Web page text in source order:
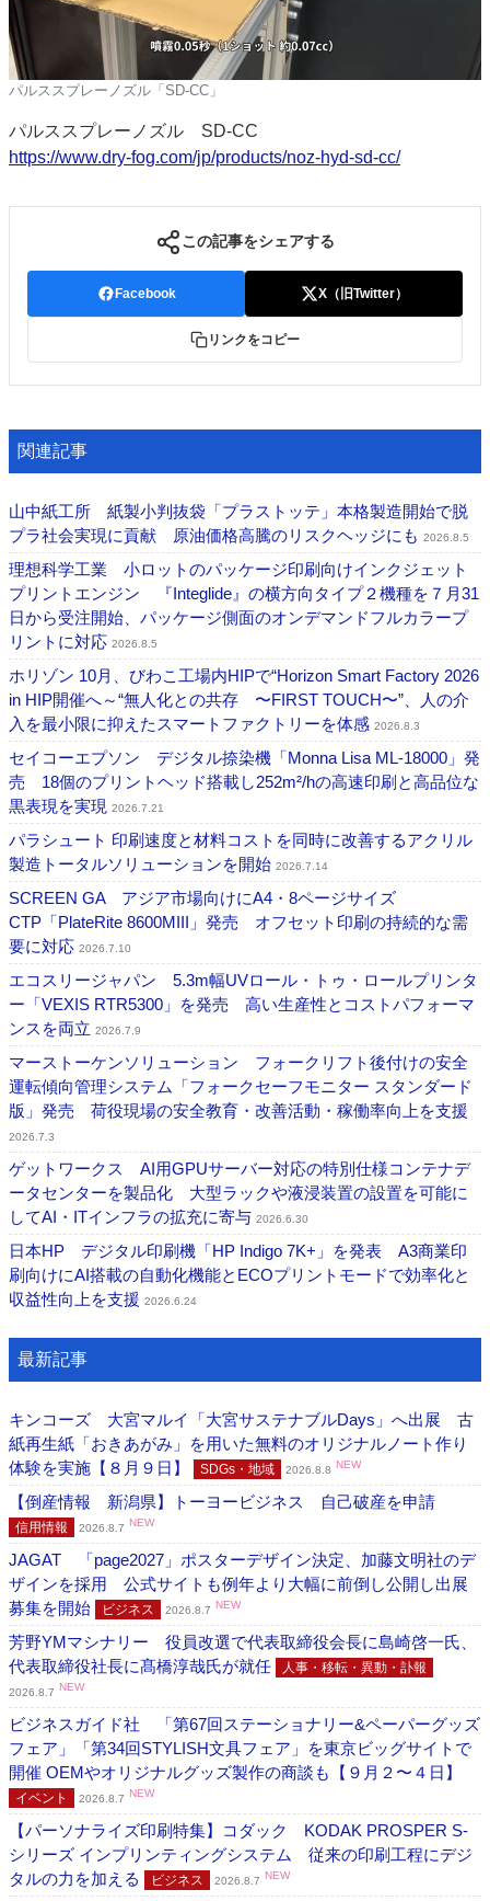
パルススプレーノズル「SD-CC」
パルススプレーノズル SD-CC
https://www.dry-fog.com/jp/products/noz-hyd-sd-cc/
この記事をシェアする
Facebook X（旧Twitter）
リンクをコピー
関連記事
山中紙工所 紙製小判抜袋「プラストッテ」本格製造開始で脱
プラ社会実現に貢献 原油価格高騰のリスクヘッジにも 2026.8.5
理想科学工業 小ロットのパッケージ印刷向けインクジェット
プリントエンジン 『Integlide』の横方向タイプ２機種を７月31
日から受注開始、パッケージ側面のオンデマンドフルカラープ
リントに対応 2026.8.5
ホリゾン 10月、びわこ工場内HIPで“Horizon Smart Factory 2026
in HIP開催へ～“無人化との共存 〜FIRST TOUCH〜”、人の介
入を最小限に抑えたスマートファクトリーを体感 2026.8.3
セイコーエプソン デジタル捺染機「Monna Lisa ML-18000」発
売 18個のプリントヘッド搭載し252m²/hの高速印刷と高品位な
黒表現を実現 2026.7.21
パラシュート 印刷速度と材料コストを同時に改善するアクリル
製造トータルソリューションを開始 2026.7.14
SCREEN GA アジア市場向けにA4・8ページサイズ
CTP「PlateRite 8600MIII」発売 オフセット印刷の持続的な需
要に対応 2026.7.10
エコスリージャパン 5.3m幅UVロール・トゥ・ロールプリンタ
ー「VEXIS RTR5300」を発売 高い生産性とコストパフォーマ
ンスを両立 2026.7.9
マーストーケンソリューション フォークリフト後付けの安全
運転傾向管理システム「フォークセーフモニター スタンダード
版」発売 荷役現場の安全教育・改善活動・稼働率向上を支援
2026.7.3
ゲットワークス AI用GPUサーバー対応の特別仕様コンテナデ
ータセンターを製品化 大型ラックや液浸装置の設置を可能に
してAI・ITインフラの拡充に寄与 2026.6.30
日本HP デジタル印刷機「HP Indigo 7K+」を発表 A3商業印
刷向けにAI搭載の自動化機能とECOプリントモードで効率化と
収益性向上を支援 2026.6.24
最新記事
キンコーズ 大宮マルイ「大宮サステナブルDays」へ出展 古
紙再生紙「おきあがみ」を用いた無料のオリジナルノート作り
体験を実施【８月９日】
SDGs・地域 2026.8.8 NEW
【倒産情報 新潟県】トーヨービジネス 自己破産を申請
信用情報 2026.8.7 NEW
JAGAT 「page2027」ポスターデザイン決定、加藤文明社のデ
ザインを採用 公式サイトも例年より大幅に前倒し公開し出展
募集を開始
ビジネス 2026.8.7 NEW
芳野YMマシナリー 役員改選で代表取締役会長に島崎啓一氏、
代表取締役社長に髙橋淳哉氏が就任
人事・移転・異動・訃報
2026.8.7 NEW
ビジネスガイド社 「第67回ステーショナリー&ペーパーグッズ
フェア」「第34回STYLISH文具フェア」を東京ビッグサイトで
開催 OEMやオリジナルグッズ製作の商談も【９月２〜４日】
イベント 2026.8.7 NEW
【パーソナライズ印刷特集】コダック KODAK PROSPER S-
シリーズ インプリンティングシステム 従来の印刷工程にデジ
タルの力を加える
ビジネス 2026.8.7 NEW